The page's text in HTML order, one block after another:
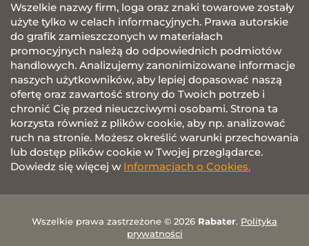
Wszelkie nazwy firm, loga oraz znaki towarowe zostały
użyte tylko w celach informacyjnych. Prawa autorskie
do grafik zamieszczonych w materiałach
promocyjnych należą do odpowiednich podmiotów
handlowych. Analizujemy zanonimizowane informacje
naszych użytkowników, aby lepiej dopasować naszą
ofertę oraz zawartość strony do Twoich potrzeb i
chronić Cię przed nieuczciwymi osobami. Strona ta
korzysta również z plików cookie, aby np. analizować
ruch na stronie. Możesz określić warunki przechowania
lub dostęp plików cookie w Twojej przeglądarce.
Dowiedz się więcej w Informacjach o Cookies.
Wszelkie prawa zastrzeżone © 2026 Rabater. Polityka
prywatności